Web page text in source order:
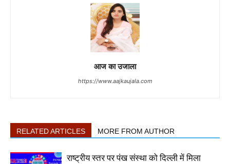
आज का उजाला
https://www.aajkaujala.com
RELATED ARTICLES MORE FROM AUTHOR
राष्ट्रीय स्तर पर पंख संस्था को दिल्ली में मिला